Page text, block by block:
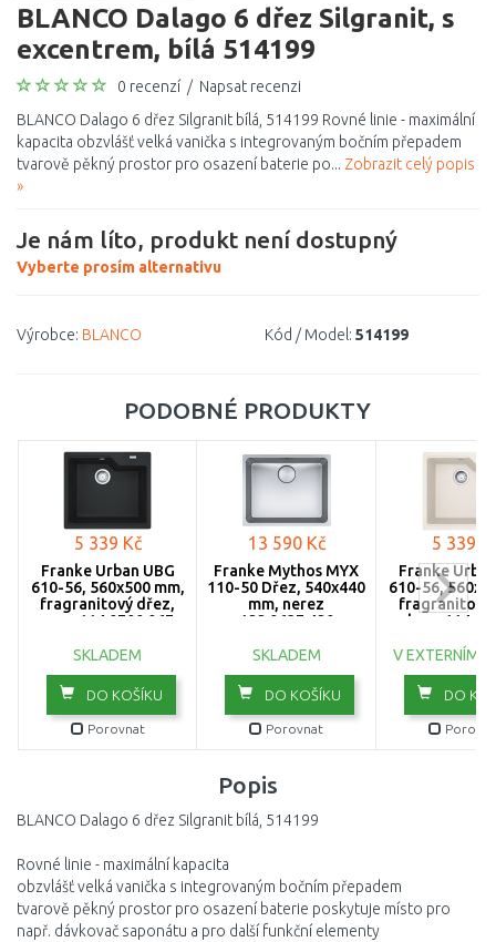
BLANCO Dalago 6 dřez Silgranit, s
excentrem, bílá 514199
0 recenzí / Napsat recenzi
BLANCO Dalago 6 dřez Silgranit bílá, 514199 Rovné linie - maximální
kapacita obzvlášť velká vanička s integrovaným bočním přepadem
tvarově pěkný prostor pro osazení baterie po... Zobrazit celý popis
»
Je nám líto, produkt není dostupný
Vyberte prosím alternativu
Výrobce: BLANCO Kód / Model: 514199
PODOBNÉ PRODUKTY
5 339 Kč
Franke Urban UBG
610-56, 560x500 mm,
fragranitový dřez,
onyx 114.0700.067
SKLADEM
DO KOŠÍKU
Porovnat
13 590 Kč
Franke Mythos MYX
110-50 Dřez, 540x440
mm, nerez
122.0637.420
SKLADEM
DO KOŠÍKU
Porovnat
5 339
Franke
610-56,
fragranitový
sahara
V EXTERNÍM
DO
Popis
BLANCO Dalago 6 dřez Silgranit bílá, 514199
Rovné linie - maximální kapacita
obzvlášť velká vanička s integrovaným bočním přepadem
tvarově pěkný prostor pro osazení baterie poskytuje místo pro
např. dávkovač saponátu a pro další funkční elementy